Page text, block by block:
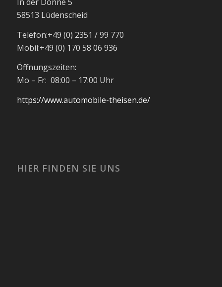
58513 Lüdenscheid
Telefon:+49 (0) 2351 / 99 770
Mobil:+49 (0) 170 58 06 936
Öffnungszeiten:
Mo – Fr: 08:00 – 17:00 Uhr
https://www.automobile-theisen.de/
HIER FINDEN SIE UNS